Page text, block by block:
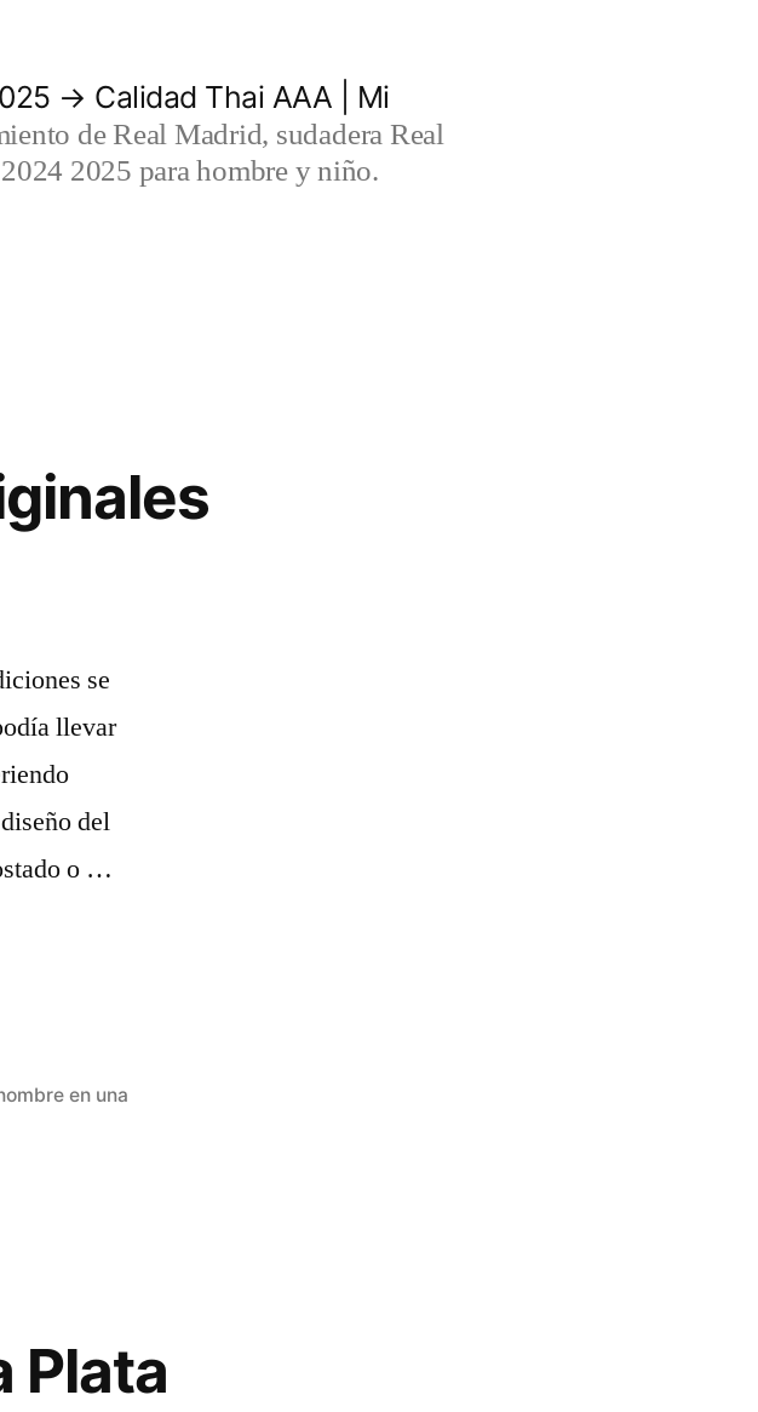
→ Calidad Thai AAA | Mi
de Real Madrid, sudadera Real
2025 para hombre y niño.
se
llevar
del
o …
en una
Plata